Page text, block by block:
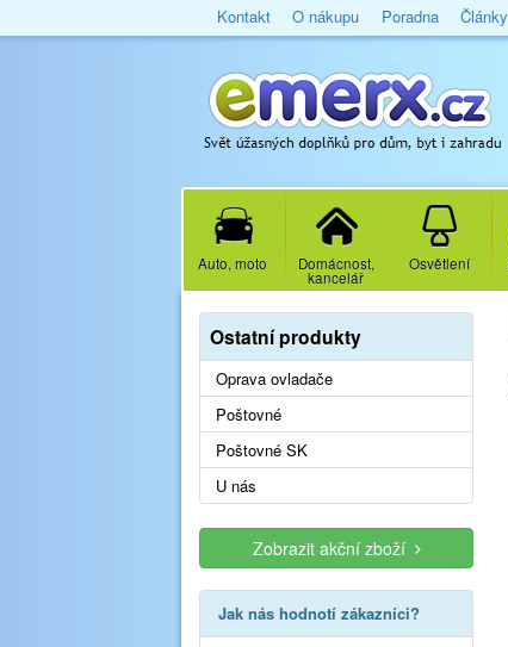
Kontakt O nákupu Poradna Články
Auto, moto Domácnost,
kancelář
Osvětlení
Ostatní produkty
Oprava ovladače
Poštovné
Poštovné SK
U nás
Zobrazit akční zboží
Jak nás hodnotí zákazníci?